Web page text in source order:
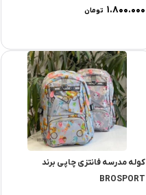
۱.۸۰۰.۰۰۰ تومان
کوله مدرسه فانتزی چاپی برند
BROSPORT